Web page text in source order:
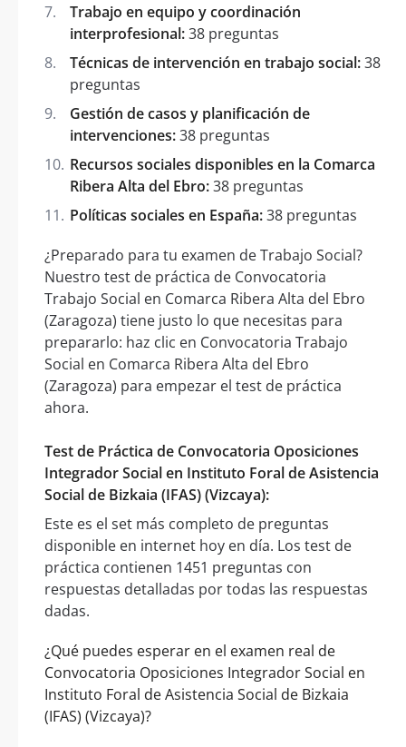
Trabajo en equipo y coordinación
interprofesional:38 preguntas
Técnicas de intervención en trabajo social:38
preguntas
Gestión de casos y planificación de
intervenciones:38 preguntas
Recursos sociales disponibles en la Comarca
Ribera Alta del Ebro:38 preguntas
Políticas sociales en España:38 preguntas
¿Preparado para tu examen de Trabajo Social?
Nuestro test de práctica de Convocatoria
Trabajo Social en Comarca Ribera Alta del Ebro
(Zaragoza) tiene justo lo que necesitas para
prepararlo: haz clic en Convocatoria Trabajo
Social en Comarca Ribera Alta del Ebro
(Zaragoza) para empezar el test de práctica
ahora.
Test de Práctica de Convocatoria Oposiciones
Integrador Social en Instituto Foral de Asistencia
Social de Bizkaia (IFAS) (Vizcaya):
Este es el set más completo de preguntas
disponible en internet hoy en día. Los test de
práctica contienen 1451 preguntas con
respuestas detalladas por todas las respuestas
dadas.
¿Qué puedes esperar en el examen real de
Convocatoria Oposiciones Integrador Social en
Instituto Foral de Asistencia Social de Bizkaia
(IFAS) (Vizcaya)?